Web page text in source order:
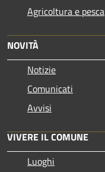
Agricoltura e pesca
NOVITÀ
Notizie
Comunicati
Avvisi
VIVERE IL COMUNE
Luoghi